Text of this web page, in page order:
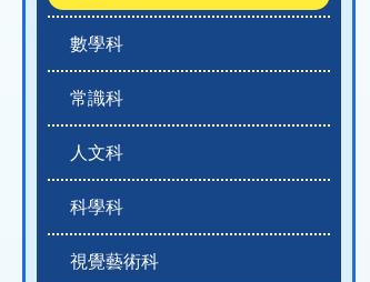
數學科
常識科
人文科
科學科
視覺藝術科